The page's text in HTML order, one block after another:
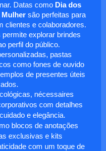
Datas como Dia dos
Mulhersão perfeitas para
clientes e colaboradores.
explorar brindes
perfil do público.
pastas
como fones de ouvido
de presentes úteis
nécessaires
com detalhes
e elegância.
blocos de anotações
exclusivas e kits
com um toque de